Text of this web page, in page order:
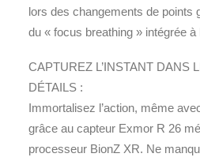
lors des changements de points
du « focus breathing » intégrée à
CAPTUREZ L’INSTANT DANS
DÉTAILS :
Immortalisez l’action, même
grâce au capteur Exmor R 26
processeur BionZ XR. Ne